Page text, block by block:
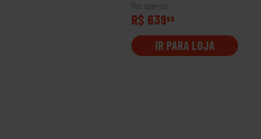
Por apenas
R$ 63999
IR PARA LOJA